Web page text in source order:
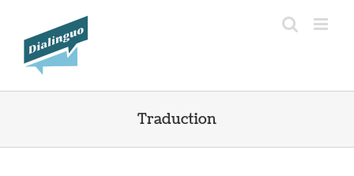
contenu
Traduction